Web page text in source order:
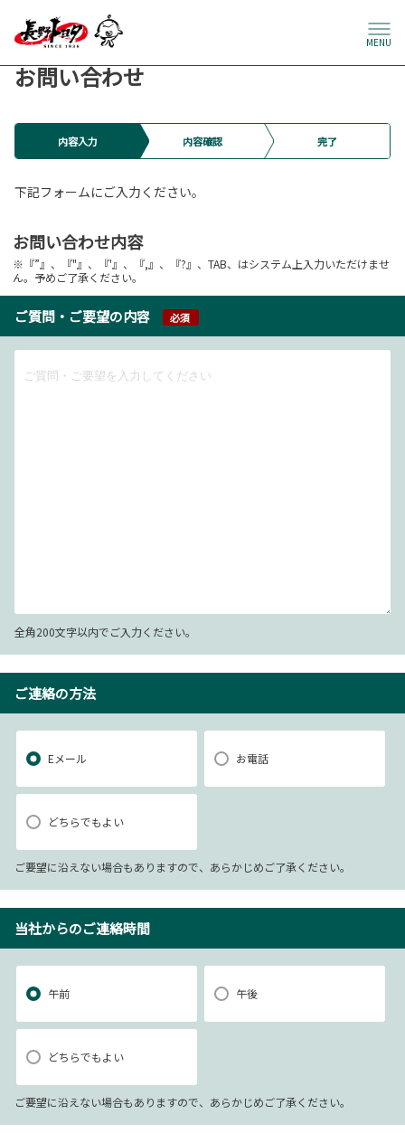
MENU
お問い合わせ
内容入力 内容確認 完了
下記フォームにご入力ください。
お問い合わせ内容
※『”』、『"』、『'』、『,』、『?』、TAB、はシステム上入力いただけませ
ん。予めご了承ください。
ご質問・ご要望の内容 必須
全角200文字以内でご入力ください。
ご連絡の方法
Eメール お電話
どちらでもよい
ご要望に沿えない場合もありますので、あらかじめご了承ください。
当社からのご連絡時間
午前 午後
どちらでもよい
ご要望に沿えない場合もありますので、あらかじめご了承ください。